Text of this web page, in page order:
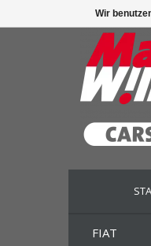
FIAT
Wir